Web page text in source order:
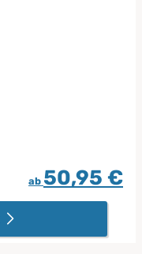
ab 50,95 €